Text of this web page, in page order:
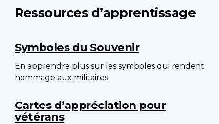
Ressources d’apprentissage
Symboles du Souvenir
En apprendre plus sur les symboles qui rendent
hommage aux militaires.
Cartes d’appréciation pour
vétérans